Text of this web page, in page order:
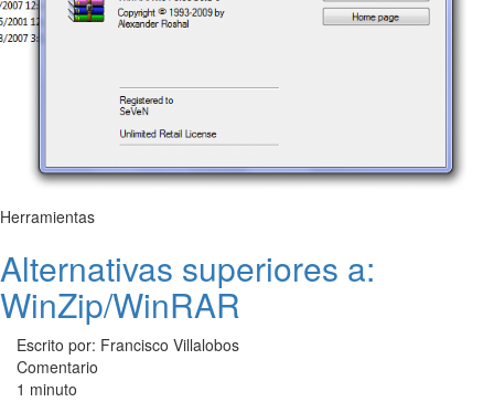
Herramientas
Alternativas superiores a:
WinZip/WinRAR
Escrito por: Francisco Villalobos
Comentario
1 minuto